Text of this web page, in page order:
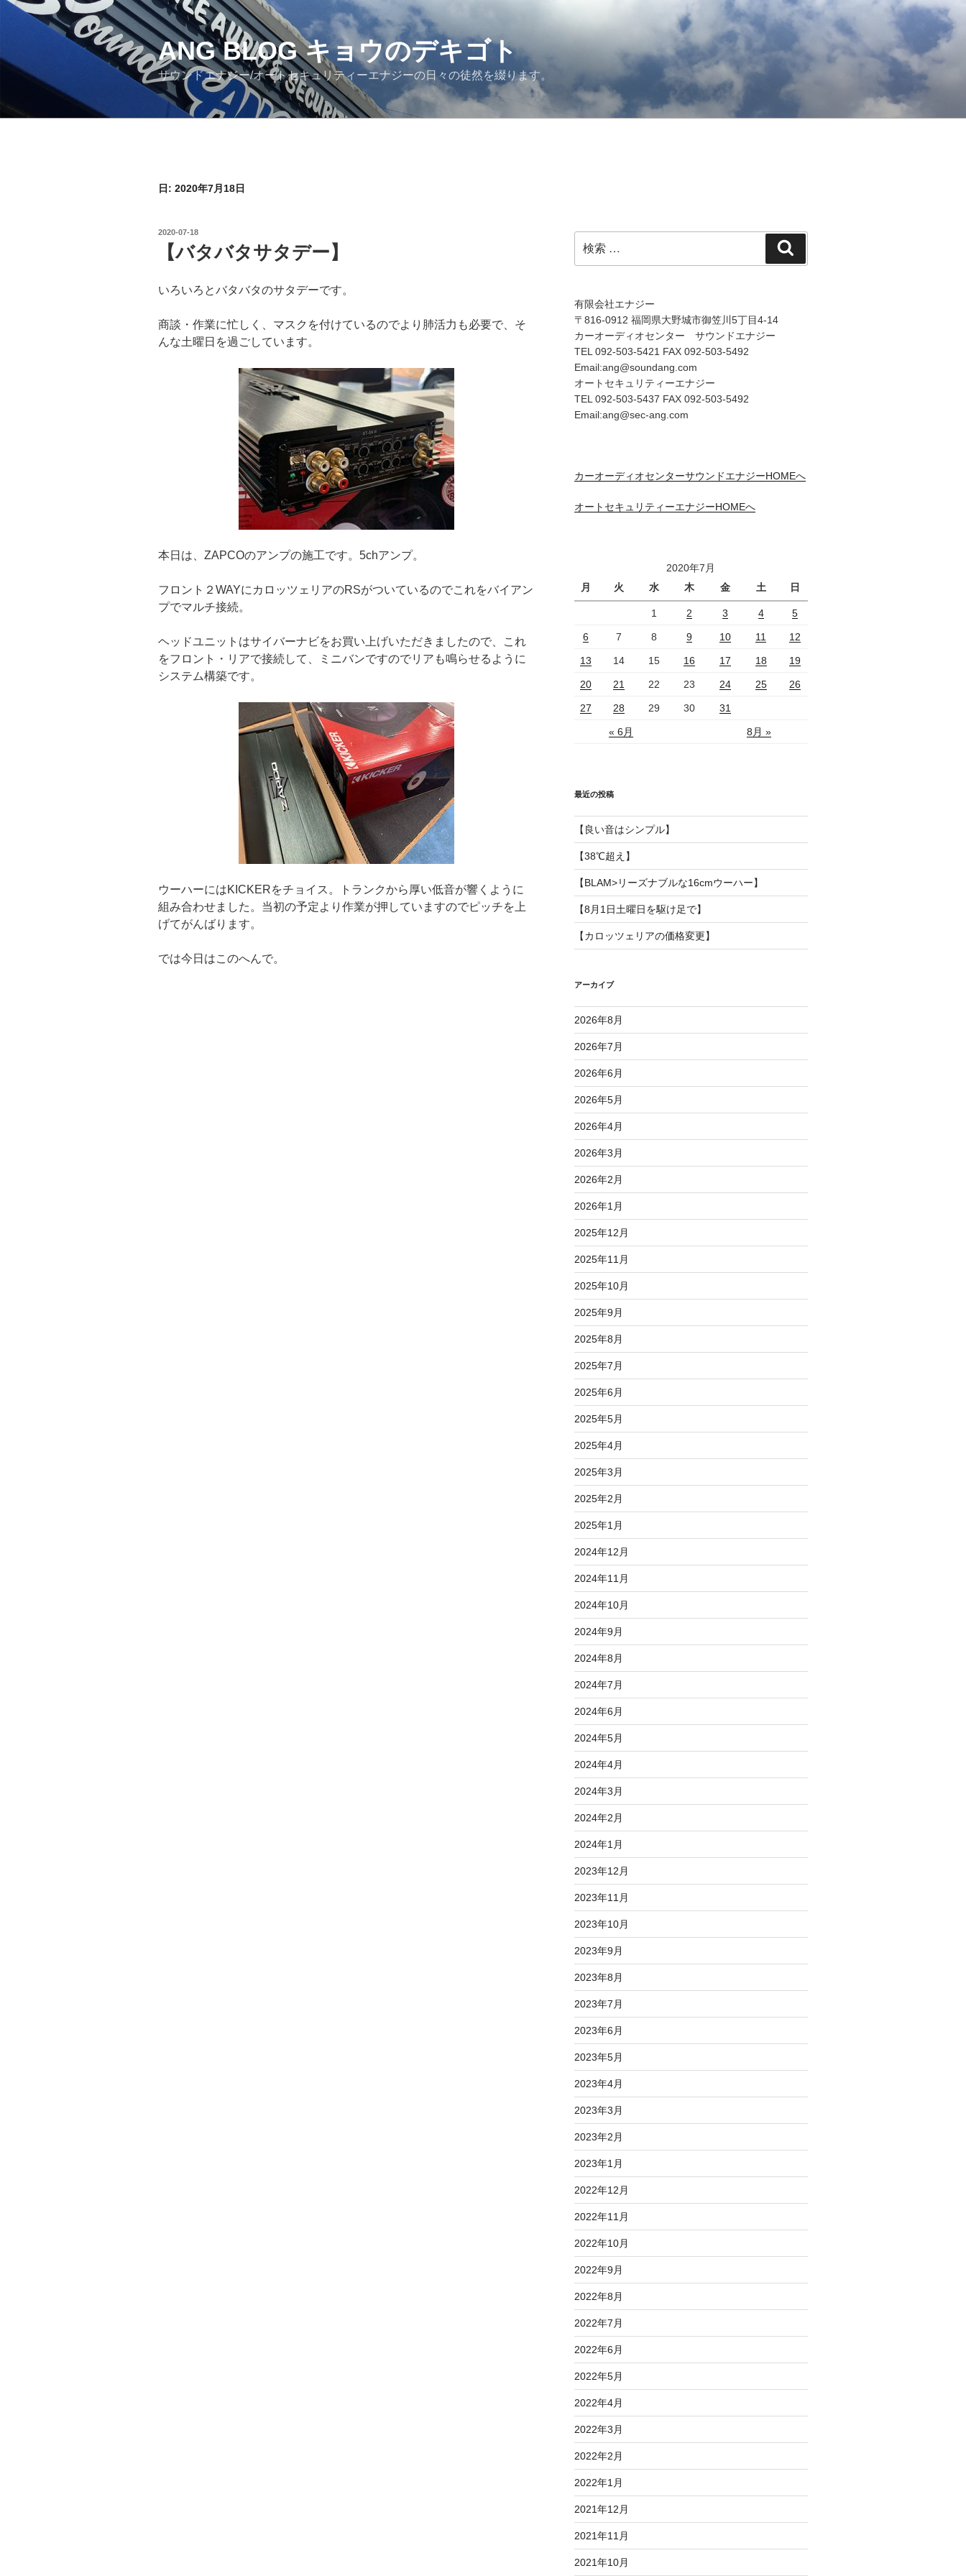
ン
ス
ANG BLOG キョウのデキゴト
サウンドエナジー/オートセキュリティーエナジーの日々の徒然を綴ります。
日: 2020年7月18日
投
2020-07-18
【バタバタサタデー】
いろいろとバタバタのサタデーです。
商談・作業に忙しく、マスクを付けているのでより肺活力も必要で、そ
んな土曜日を過ごしています。
本日は、ZAPCOのアンプの施工です。5chアンプ。
フロント２WAYにカロッツェリアのRSがついているのでこれをバイアン
プでマルチ接続。
ヘッドユニットはサイバーナビをお買い上げいただきましたので、これ
をフロント・リアで接続して、ミニバンですのでリアも鳴らせるように
システム構築です。
ウーハーにはKICKERをチョイス。トランクから厚い低音が響くように
組み合わせました。当初の予定より作業が押していますのでピッチを上
げてがんばります。
では今日はこのへんで。
索:
索
有限会社エナジー
〒816-0912 福岡県大野城市御笠川5丁目4-14
カーオーディオセンター サウンドエナジー
TEL 092-503-5421 FAX 092-503-5492
Email:ang@soundang.com
オートセキュリティーエナジー
TEL 092-503-5437 FAX 092-503-5492
Email:ang@sec-ang.com
カーオーディオセンターサウンドエナジーHOMEへ
オートセキュリティーエナジーHOMEへ
2020年7月
月
火 水 木 金 土 日
« 6月 8月 »
1 2 3 4 5
6 7 8 9 10 11 12
13 14 15 16 17 18 19
20 21 22 23 24 25 26
27 28 29 30 31
最近の投稿
【良い音はシンプル】
【38℃超え】
【BLAM>リーズナブルな16cmウーハー】
【8月1日土曜日を駆け足で】
【カロッツェリアの価格変更】
アーカイブ
2026年8月
2026年7月
2026年6月
2026年5月
2026年4月
2026年3月
2026年2月
2026年1月
2025年12月
2025年11月
2025年10月
2025年9月
2025年8月
2025年7月
2025年6月
2025年5月
2025年4月
2025年3月
2025年2月
2025年1月
2024年12月
2024年11月
2024年10月
2024年9月
2024年8月
2024年7月
2024年6月
2024年5月
2024年4月
2024年3月
2024年2月
2024年1月
2023年12月
2023年11月
2023年10月
2023年9月
2023年8月
2023年7月
2023年6月
2023年5月
2023年4月
2023年3月
2023年2月
2023年1月
2022年12月
2022年11月
2022年10月
2022年9月
2022年8月
2022年7月
2022年6月
2022年5月
2022年4月
2022年3月
2022年2月
2022年1月
2021年12月
2021年11月
2021年10月